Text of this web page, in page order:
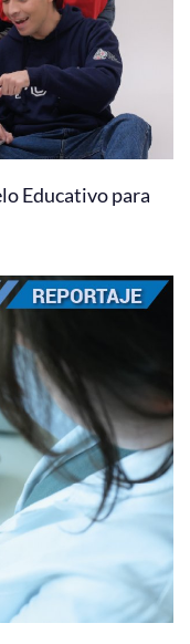
Educativo para